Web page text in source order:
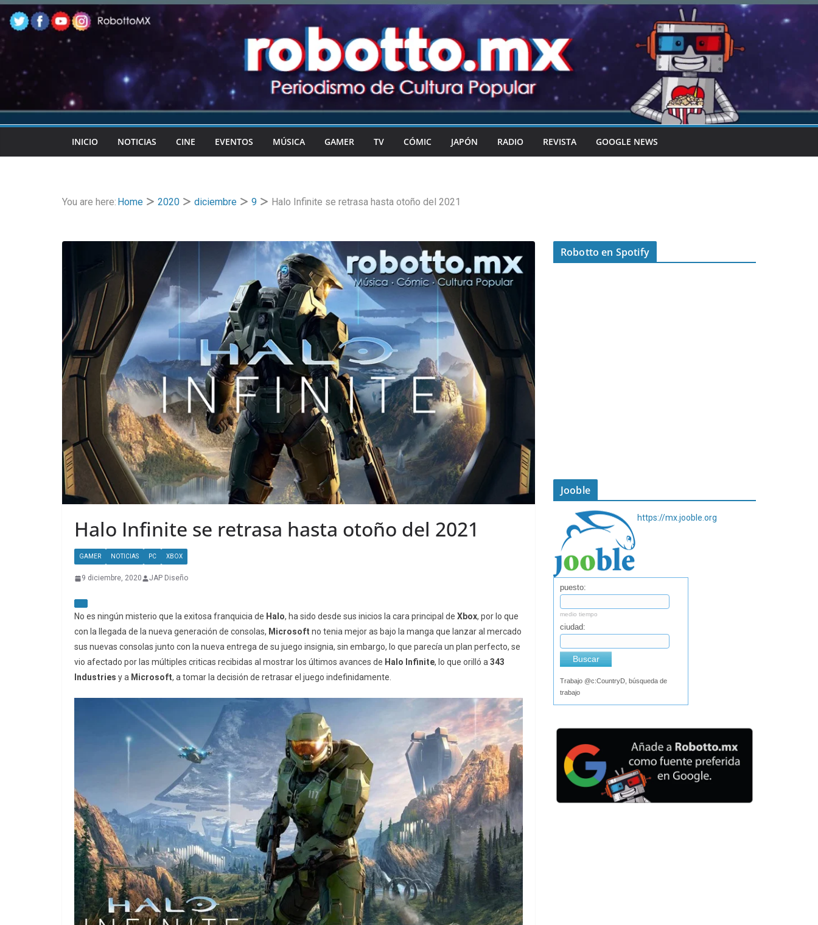
Skip
to
content
INICIO NOTICIAS CINE EVENTOS MÚSICA GAMER TV CÓMIC JAPÓN RADIO REVISTA GOOGLE NEWS
You are here: Home 2020 diciembre 9 Halo Infinite se retrasa hasta otoño del 2021
Halo Infinite se retrasa hasta otoño del 2021
GAMER NOTICIAS PC XBOX
9 diciembre, 2020 JAP Diseño
No es ningún misterio que la exitosa franquicia de Halo, ha sido desde sus inicios la cara principal de Xbox, por lo que
con la llegada de la nueva generación de consolas, Microsoft no tenia mejor as bajo la manga que lanzar al mercado
sus nuevas consolas junto con la nueva entrega de su juego insignia, sin embargo, lo que parecía un plan perfecto, se
vio afectado por las múltiples criticas recibidas al mostrar los últimos avances de Halo Infinite, lo que orilló a 343
Industries y a Microsoft, a tomar la decisión de retrasar el juego indefinidamente.
Robotto en Spotify
Jooble
https://mx.jooble.org
puesto:
medio tiempo
ciudad:
Buscar
Trabajo @c:CountryD, búsqueda de
trabajo